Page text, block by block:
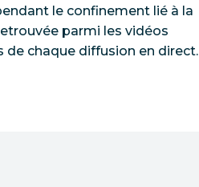
le confinement lié à la
parmi les vidéos
chaque diffusion en direct.